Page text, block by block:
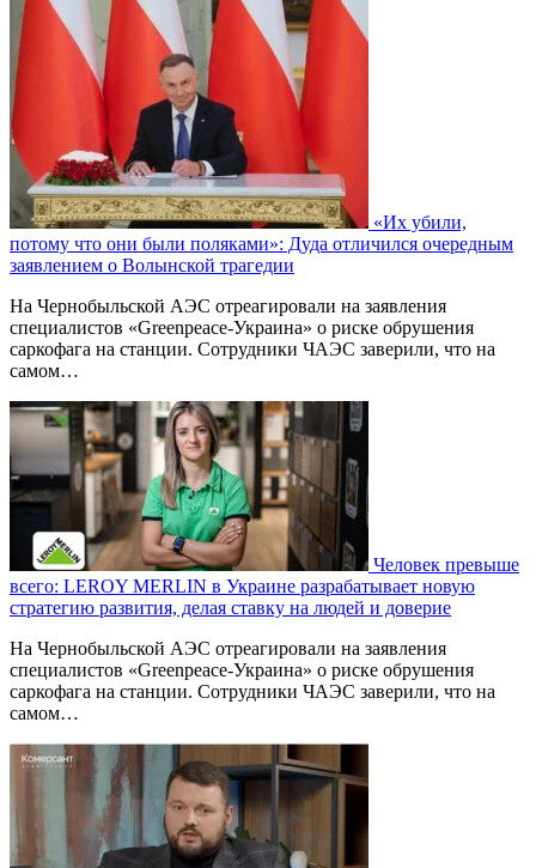
«Их убили,
потому что они были поляками»: Дуда отличился очередным
заявлением о Волынской трагедии
На Чернобыльской АЭС отреагировали на заявления
специалистов «Greenpeace-Украина» о риске обрушения
саркофага на станции. Сотрудники ЧАЭС заверили, что на
самом…
Человек превыше
всего: LEROY MERLIN в Украине разрабатывает новую
стратегию развития, делая ставку на людей и доверие
На Чернобыльской АЭС отреагировали на заявления
специалистов «Greenpeace-Украина» о риске обрушения
саркофага на станции. Сотрудники ЧАЭС заверили, что на
самом…